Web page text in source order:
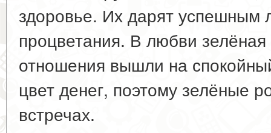
здоровье. Их дарят успешным
процветания. В любви
отношения вышли на
цвет денег, поэтому зелёные
встречах.